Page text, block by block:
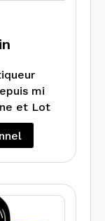
et à
DPE
les
lesmi
et Lot